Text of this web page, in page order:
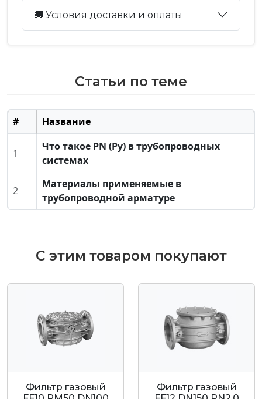
🚚 Условия доставки и оплаты
Статьи по теме
# Название
1
Что такое PN (Ру) в трубопроводных
системах
2
Материалы применяемые в
трубопроводной арматуре
С этим товаром покупают
Фильтр газовый
Фильтр газовый